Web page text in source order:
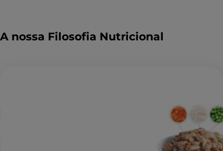
A nossa Filosofia Nutricional